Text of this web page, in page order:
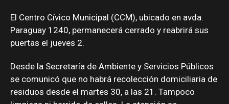
El Centro Cívico Municipal (CCM), ubicado en avda.
Paraguay 1240, permanecerá cerrado y reabrirá sus
puertas el jueves 2.
Desde la Secretaría de Ambiente y Servicios Públicos
se comunicó que no habrá recolección domiciliaria de
residuos desde el martes 30, a las 21. Tampoco